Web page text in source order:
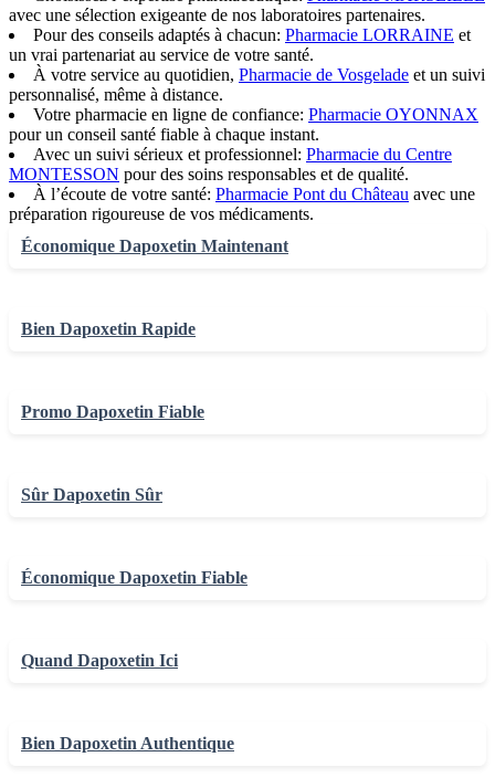
avec une sélection exigeante de nos laboratoires partenaires.
Pour des conseils adaptés à chacun: Pharmacie LORRAINE et
un vrai partenariat au service de votre santé.
À votre service au quotidien, Pharmacie de Vosgelade et un suivi
personnalisé, même à distance.
Votre pharmacie en ligne de confiance: Pharmacie OYONNAX
pour un conseil santé fiable à chaque instant.
Avec un suivi sérieux et professionnel: Pharmacie du Centre
MONTESSON pour des soins responsables et de qualité.
À l’écoute de votre santé: Pharmacie Pont du Château avec une
préparation rigoureuse de vos médicaments.
Économique Dapoxetin Maintenant
Bien Dapoxetin Rapide
Promo Dapoxetin Fiable
Sûr Dapoxetin Sûr
Économique Dapoxetin Fiable
Quand Dapoxetin Ici
Bien Dapoxetin Authentique